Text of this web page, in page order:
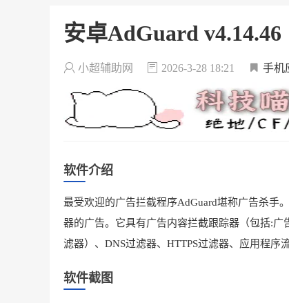
安卓AdGuard v4.14.46
小超辅助网 2026-3-28 18:21 手机
软件介绍
最受欢迎的广告拦截程序AdGuard堪称广告杀手
器的广告。它具有广告内容拦截跟踪器（包括:
滤器）、DNS过滤器、HTTPS过滤器、应用程序
软件截图